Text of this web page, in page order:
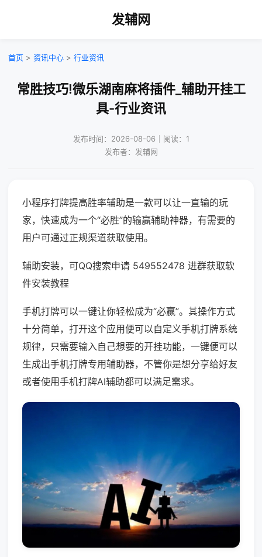
发辅网
首页 > 资讯中心 > 行业资讯
常胜技巧!微乐湖南麻将插件_辅助开挂工
具-行业资讯
发布时间：2026-08-06｜阅读：1
发布者：发辅网
小程序打牌提高胜率辅助是一款可以让一直输的玩
家，快速成为一个“必胜”的输赢辅助神器，有需要的
用户可通过正规渠道获取使用。
辅助安装，可QQ搜索申请 549552478 进群获取软
件安装教程
手机打牌可以一键让你轻松成为“必赢”。其操作方式
十分简单，打开这个应用便可以自定义手机打牌系统
规律，只需要输入自己想要的开挂功能，一键便可以
生成出手机打牌专用辅助器，不管你是想分享给好友
或者使用手机打牌AI辅助都可以满足需求。